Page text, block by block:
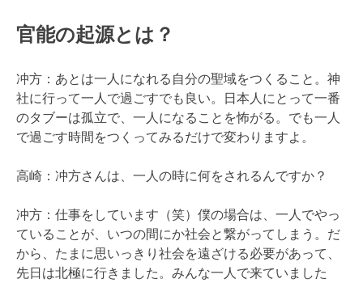
官能の起源とは？
冲方：あとは一人になれる自分の聖域をつくること。神
社に行って一人で過ごすでも良い。日本人にとって一番
のタブーは孤立で、一人になることを怖がる。でも一人
で過ごす時間をつくってみるだけで変わりますよ。
高崎：冲方さんは、一人の時に何をされるんですか？
冲方：仕事をしています（笑）僕の場合は、一人でやっ
ていることが、いつの間にか社会と繋がってしまう。だ
から、たまに思いっきり社会を遠ざける必要があって、
先日は北極に行きました。みんな一人で来ていました